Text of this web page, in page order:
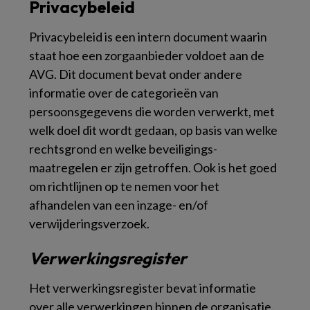
Privacybeleid
Privacybeleidis een intern document waarin
staat hoe een zorgaanbieder voldoet aan de
AVG. Dit document bevat onder andere
informatie over de categorieën van
persoonsgegevens die worden verwerkt, met
welk doel dit wordt gedaan, op basis van welke
rechtsgrond en welke beveiligings-
maatregelen er zijn getroffen. Ook is het goed
om richtlijnen op te nemen voor het
afhandelen van een inzage- en/of
verwijderingsverzoek.
Verwerkingsregister
Hetverwerkingsregisterbevat informatie
over alle verwerkingen binnen de organisatie.